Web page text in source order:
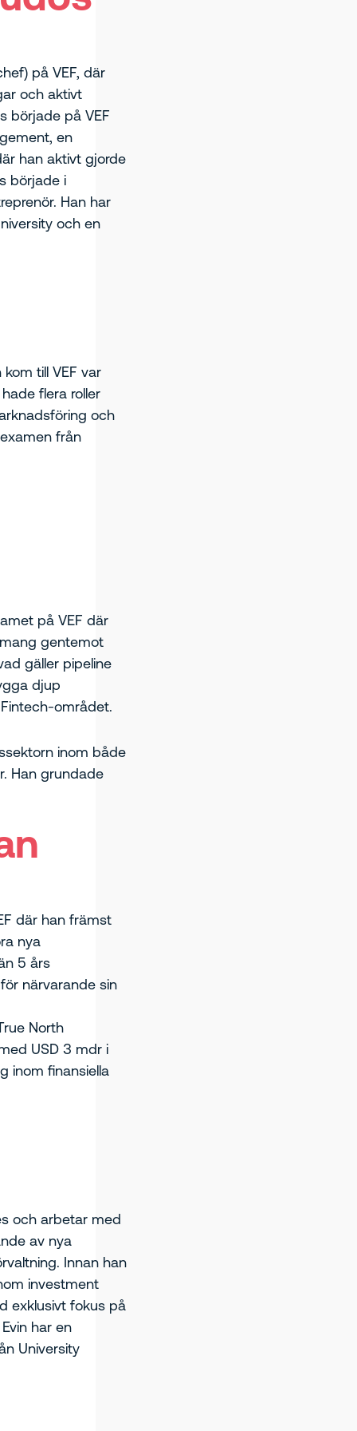
i Jönköping.
på VEF, där
och aktivt
började på VEF
en
han aktivt gjorde
började i
Han har
och en
till VEF var
flera roller
och
från
på VEF där
gentemot
gäller pipeline
djup
området.
inom både
Han grundade
och en
från att
där han främst
nya
5 års
närvarande sin
North
USD 3 mdr i
inom finansiella
och arbetar med
av nya
Innan han
investment
exklusivt fokus på
har en
University